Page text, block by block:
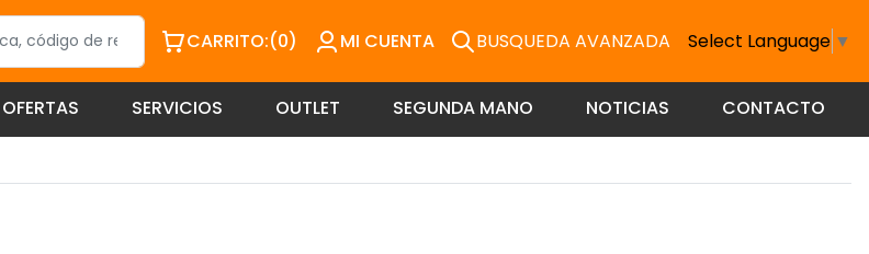
CARRITO:(0) MI CUENTA BUSQUEDA AVANZADA Select Language ▼
OFERTAS SERVICIOS OUTLET SEGUNDA MANO NOTICIAS CONTACTO